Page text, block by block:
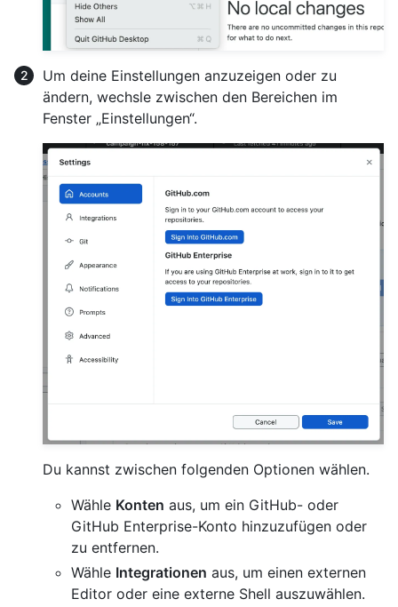
Um deine Einstellungen anzuzeigen oder zu
ändern, wechsle zwischen den Bereichen im
Fenster „Einstellungen“.
Du kannst zwischen folgenden Optionen wählen.
Wähle Konten aus, um ein GitHub- oder
GitHub Enterprise-Konto hinzuzufügen oder
zu entfernen.
Wähle Integrationen aus, um einen externen
Editor oder eine externe Shell auszuwählen.